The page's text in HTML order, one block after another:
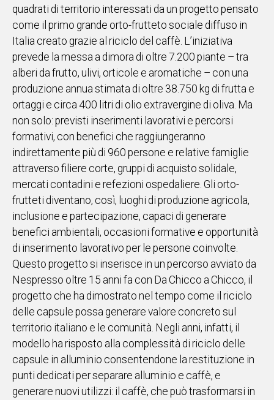
UNISCITI
WHATSAPP
Social
quadrati di territorio interessati da un progetto pensato
come il primo grande orto-frutteto sociale diffuso in
Italia creato grazie al riciclo del caffè. L’iniziativa
prevede la messa a dimora di oltre 7.200 piante – tra
alberi da frutto, ulivi, orticole e aromatiche – con una
produzione annua stimata di oltre 38.750 kg di frutta e
ortaggi e circa 400 litri di olio extravergine di oliva. Ma
non solo: previsti inserimenti lavorativi e percorsi
formativi, con benefici che raggiungeranno
indirettamente più di 960 persone e relative famiglie
attraverso filiere corte, gruppi di acquisto solidale,
mercati contadini e refezioni ospedaliere. Gli orto-
frutteti diventano, così, luoghi di produzione agricola,
inclusione e partecipazione, capaci di generare
benefici ambientali, occasioni formative e opportunità
di inserimento lavorativo per le persone coinvolte.
Questo progetto si inserisce in un percorso avviato da
Nespresso oltre 15 anni fa con Da Chicco a Chicco, il
progetto che ha dimostrato nel tempo come il riciclo
delle capsule possa generare valore concreto sul
territorio italiano e le comunità. Negli anni, infatti, il
modello ha risposto alla complessità di riciclo delle
capsule in alluminio consentendone la restituzione in
punti dedicati per separare alluminio e caffè, e
generare nuovi utilizzi: il caffè, che può trasformarsi in